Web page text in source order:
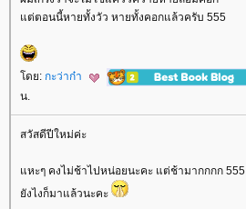
ต่ตอนนี้หายทั้งวัว หายทั้งคอกแล้วครับ 555
ดย: กะว่าก๋า
น.
สวัสดีปีใหม่ค่ะ
หะๆ คงไม่ช้าไปหน่อยนะคะ แต่ช้ามากกกก 555
ังไงก็มาแล้วนะคะ